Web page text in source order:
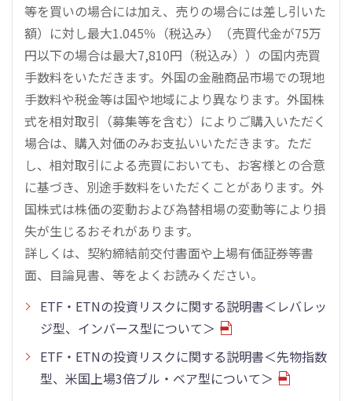
等を買いの場合には加え、売りの場合には差し引いた
額）に対し最大1.045％（税込み）（売買代金が75万
円以下の場合は最大7,810円（税込み））の国内売買
手数料をいただきます。外国の金融商品市場での現地
手数料や税金等は国や地域により異なります。外国株
式を相対取引（募集等を含む）によりご購入いただく
場合は、購入対価のみお支払いいただきます。ただ
し、相対取引による売買においても、お客様との合意
に基づき、別途手数料をいただくことがあります。外
国株式は株価の変動および為替相場の変動等により損
失が生じるおそれがあります。
詳しくは、契約締結前交付書面や上場有価証券等書
面、目論見書、等をよくお読みください。
ETF・ETNの投資リスクに関する説明書＜レバレッ
ジ型、インバース型について＞
ETF・ETNの投資リスクに関する説明書＜先物指数
型、米国上場3倍ブル・ベア型について＞